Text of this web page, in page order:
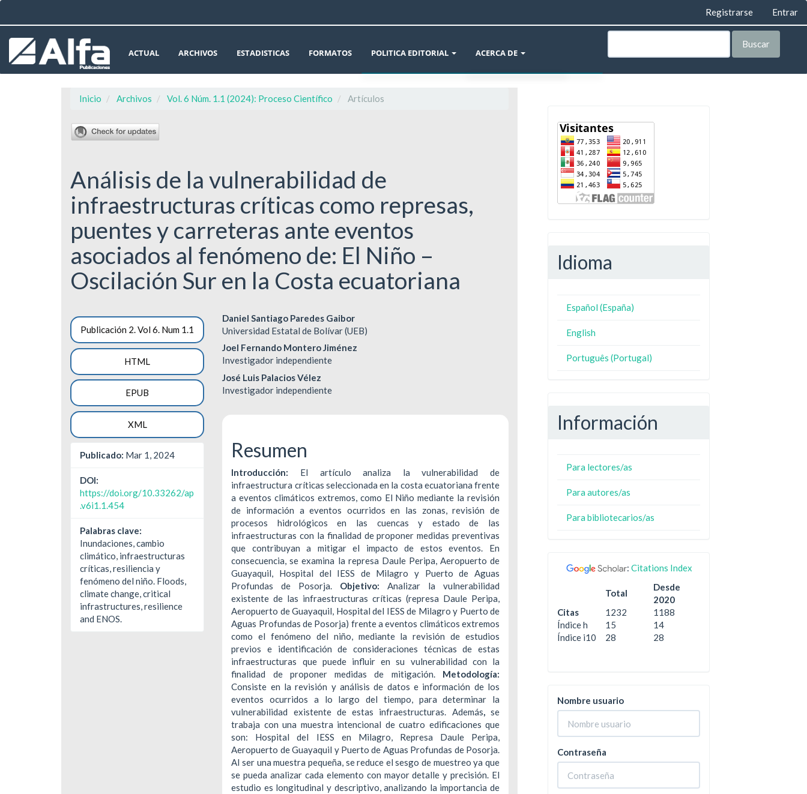
principal
Barra
lateral
Registrarse Entrar
ACTUAL ARCHIVOS ESTADISTICAS FORMATOS POLITICA EDITORIAL
POLÍTICAS DE SECCIÓN Y ARCHIVO DE LA REVISTA
POLÍTICA DE USO DE INTELIGENCIA ARTIFICIAL
POLÍTICA REVISIÓN DE PARES
POLÍTICA DE AUTORÍA Y CARGOS DE AUTOR
ACERCA DE
DECLARACIÓN DE PRIVACIDAD
Buscar
Inicio Archivos Vol. 6 Núm. 1.1 (2024): Proceso Científico Artículos
Análisis de la vulnerabilidad de
infraestructuras críticas como represas,
puentes y carreteras ante eventos
asociados al fenómeno de: El Niño –
Oscilación Sur en la Costa ecuatoriana
Barra
lateral
del
artículo
Publicación 2. Vol 6. Num 1.1
HTML
EPUB
XML
Publicado: Mar 1, 2024
DOI:
https://doi.org/10.33262/ap
.v6i1.1.454
Palabras clave:
Inundaciones, cambio
climático, infraestructuras
críticas, resiliencia y
fenómeno del niño. Floods,
climate change, critical
infrastructures, resilience
and ENOS.
Contenido
principal
del
artículo
Daniel Santiago Paredes Gaibor
Universidad Estatal de Bolívar (UEB)
Joel Fernando Montero Jiménez
Investigador independiente
José Luis Palacios Vélez
Investigador independiente
Resumen
Introducción: El artículo analiza la vulnerabilidad de
infraestructura críticas seleccionada en la costa ecuatoriana frente
a eventos climáticos extremos, como El Niño mediante la revisión
de información a eventos ocurridos en las zonas, revisión de
procesos hidrológicos en las cuencas y estado de las
infraestructuras con la finalidad de proponer medidas preventivas
que contribuyan a mitigar el impacto de estos eventos. En
consecuencia, se examina la represa Daule Peripa, Aeropuerto de
Guayaquil, Hospital del IESS de Milagro y Puerto de Aguas
Profundas de Posorja. Objetivo: Analizar la vulnerabilidad
existente de las infraestructuras críticas (represa Daule Peripa,
Aeropuerto de Guayaquil, Hospital del IESS de Milagro y Puerto de
Aguas Profundas de Posorja) frente a eventos climáticos extremos
como el fenómeno del niño, mediante la revisión de estudios
previos e identificación de consideraciones técnicas de estas
infraestructuras que puede influir en su vulnerabilidad con la
finalidad de proponer medidas de mitigación. Metodología:
Consiste en la revisión y análisis de datos e información de los
eventos ocurridos a lo largo del tiempo, para determinar la
vulnerabilidad existente de estas infraestructuras. Además, se
trabaja con una muestra intencional de cuatro edificaciones que
son: Hospital del IESS en Milagro, Represa Daule Peripa,
Aeropuerto de Guayaquil y Puerto de Aguas Profundas de Posorja.
Al ser una muestra pequeña, se reduce el sesgo de muestreo ya que
se pueda analizar cada elemento con mayor detalle y precisión. El
estudio es longitudinal y descriptivo, analizando la importancia de
Idioma
Español (España)
English
Português (Portugal)
Información
Para lectores/as
Para autores/as
Para bibliotecarios/as
: Citations Index
Total
Desde
2020
Citas
1232
1188
Índice h
15
14
Índice i10
28 28
Nombre usuario
Contraseña